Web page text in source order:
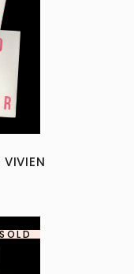
VIVIEN
SOLD